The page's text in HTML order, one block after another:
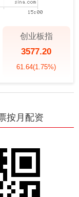
创业板指
3577.20
61.64(1.75%)
按月配资